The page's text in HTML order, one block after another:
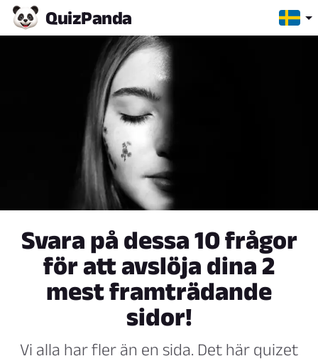
QuizPanda
Svara på dessa 10 frågor
för att avslöja dina 2
mest framträdande
sidor!
Vi alla har fler än en sida. Det här quizet